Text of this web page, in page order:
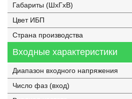
Габариты (ШхГхВ)
Цвет ИБП
Страна производства
Входные характеристики
Диапазон входного напряжения
Число фаз (вход)